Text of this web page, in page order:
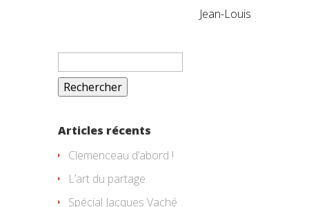
Jean-Louis
Rechercher :
Articles récents
Clemenceau d’abord !
L’art du partage
Spécial Jacques Vaché